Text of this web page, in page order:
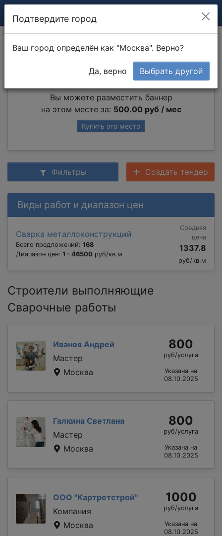
Сварочные работы
Вы можете разместить баннер
на этом месте за: 500.00 руб / мес
Купить это место
Фильтры Создать тендер
Виды работ и диапазон цен
Сварка металлоконструкций
Всего предложений: 168
Диапазон цен: 1 - 46500 руб/кв.м
Средняя
цена
1337.8
руб/кв.м
Строители выполняющие
Сварочные работы
Иванов Андрей
Мастер
Москва
800
руб/услуга
Указана на
08.10.2025
Галкина Светлана
Мастер
Москва
800
руб/услуга
Указана на
08.10.2025
ООО "Картретстрой"
Компания
Москва
1000
руб/услуга
Указана на
08.10.2025
Подтвердите город
Ваш город определён как "Москва". Верно?
Да, верно Выбрать другой